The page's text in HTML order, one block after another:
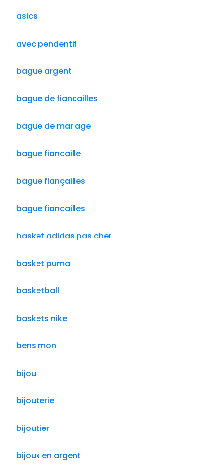
asics
avec pendentif
bague argent
bague de fiancailles
bague de mariage
bague fiancaille
bague fiançailles
bague fiancailles
basket adidas pas cher
basket puma
basketball
baskets nike
bensimon
bijou
bijouterie
bijoutier
bijoux en argent